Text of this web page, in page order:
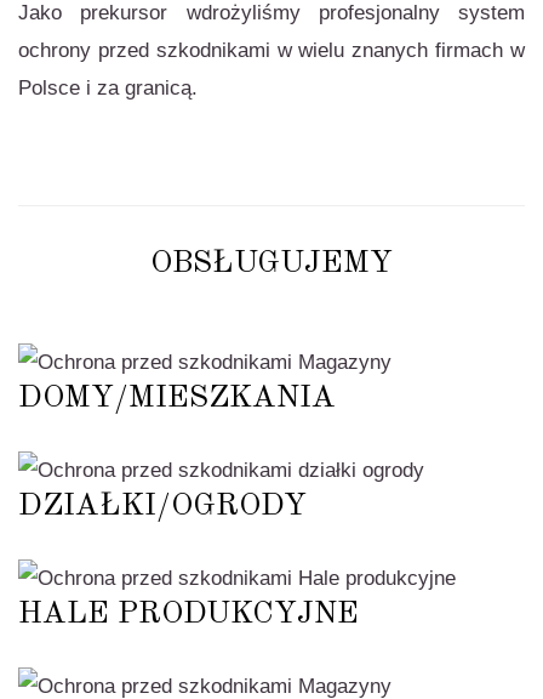
Jako prekursor wdrożyliśmy profesjonalny system
ochrony przed szkodnikami w wielu znanych firmach w
Polsce i za granicą.
OBSŁUGUJEMY
DOMY/MIESZKANIA
DZIAŁKI/OGRODY
HALE PRODUKCYJNE